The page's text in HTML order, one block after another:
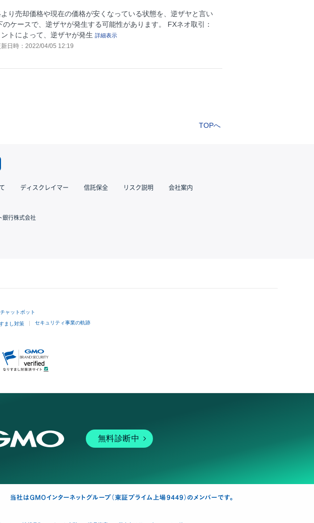
り売却価格や現在の価格が安くなっている状態を、逆ザヤと言い
ケースで、逆ザヤが発生する可能性があります。 FXネオ取引：
トによって、逆ザヤが発生 詳細表示
新日時：2022/04/05 12:19
TOPへ
ディスクレイマー 信託保全 リスク説明 会社案内
銀行株式会社
ャットボット
まし対策 セキュリティ事業の軌跡
無料診断中